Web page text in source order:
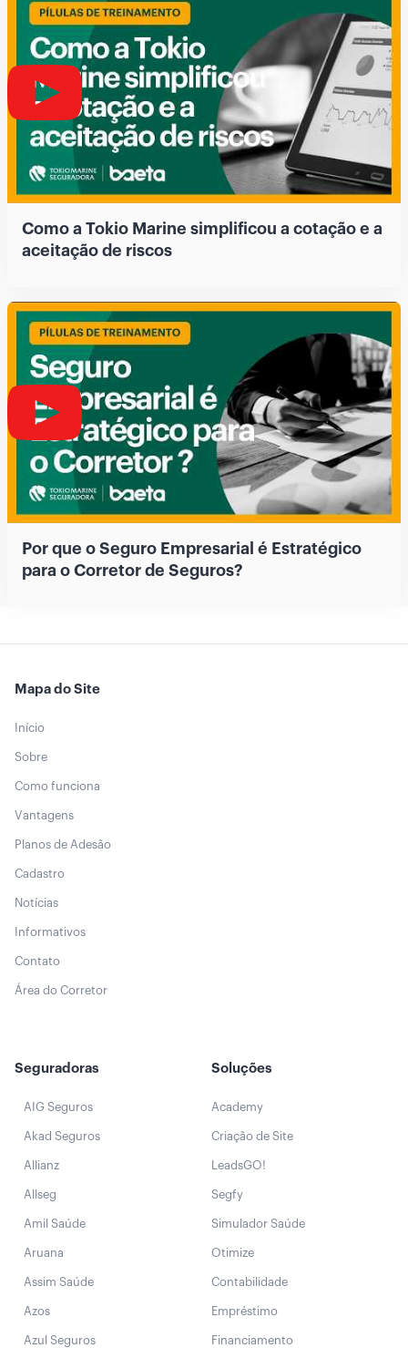
Como a Tokio Marine simplificou a cotação e a
aceitação de riscos
Por que o Seguro Empresarial é Estratégico
para o Corretor de Seguros?
Mapa do Site
Início
Sobre
Como funciona
Vantagens
Planos de Adesão
Cadastro
Notícias
Informativos
Contato
Área do Corretor
Seguradoras
AIG Seguros
Akad Seguros
Allianz
Allseg
Amil Saúde
Aruana
Assim Saúde
Azos
Azul Seguros
Soluções
Academy
Criação de Site
LeadsGO!
Segfy
Simulador Saúde
Otimize
Contabilidade
Empréstimo
Financiamento